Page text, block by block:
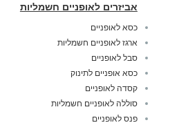
אביזרים לאופניים חשמליות
כסא לאופניים
ארגז לאופניים חשמליות
סבל לאופניים
כסא אופניים לתינוק
קסדה לאופניים
סוללה לאופניים חשמליות
פנס לאופניים